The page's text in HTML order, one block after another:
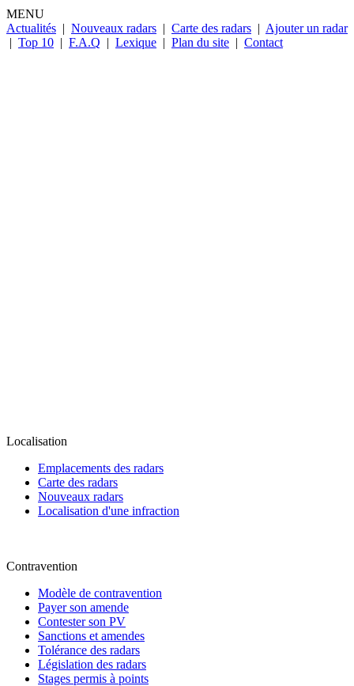
MENU
Actualités | Nouveaux radars | Carte des radars | Ajouter un radar
| Top 10 | F.A.Q | Lexique | Plan du site | Contact
Localisation
Emplacements des radars
Carte des radars
Nouveaux radars
Localisation d'une infraction
Contravention
Modèle de contravention
Payer son amende
Contester son PV
Sanctions et amendes
Tolérance des radars
Législation des radars
Stages permis à points